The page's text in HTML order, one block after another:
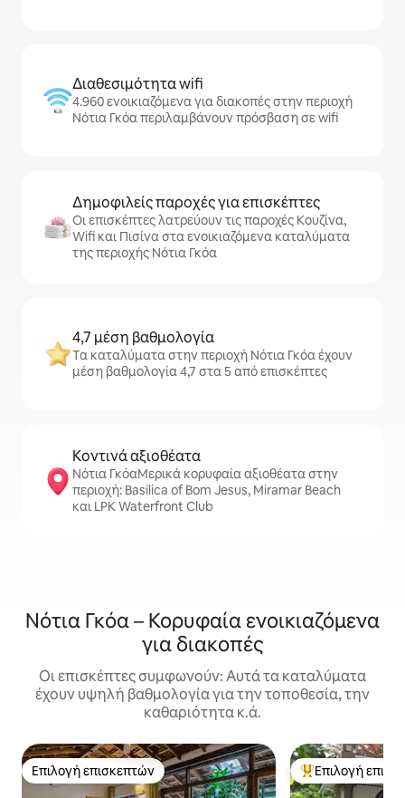
Διαθεσιμότητα wifi
4.960 ενοικιαζόμενα για διακοπές στην περιοχή
Νότια Γκόα περιλαμβάνουν πρόσβαση σε wifi
Δημοφιλείς παροχές για επισκέπτες
Οι επισκέπτες λατρεύουν τις παροχές Κουζίνα,
Wifi και Πισίνα στα ενοικιαζόμενα καταλύματα
της περιοχής Νότια Γκόα
4,7 μέση βαθμολογία
Τα καταλύματα στην περιοχή Νότια Γκόα έχουν
μέση βαθμολογία 4,7 στα 5 από επισκέπτες
Κοντινά αξιοθέατα
Νότια ΓκόαΜερικά κορυφαία αξιοθέατα στην
περιοχή: Basilica of Bom Jesus, Miramar Beach
και LPK Waterfront Club
Νότια Γκόα – Κορυφαία ενοικιαζόμενα
για διακοπές
Οι επισκέπτες συμφωνούν: Αυτά τα καταλύματα
έχουν υψηλή βαθμολογία για την τοποθεσία, την
καθαριότητα κ.ά.
Επιλογή επισκεπτών
Επιλογή επισκεπτών Κορυφαία
Επιλογή